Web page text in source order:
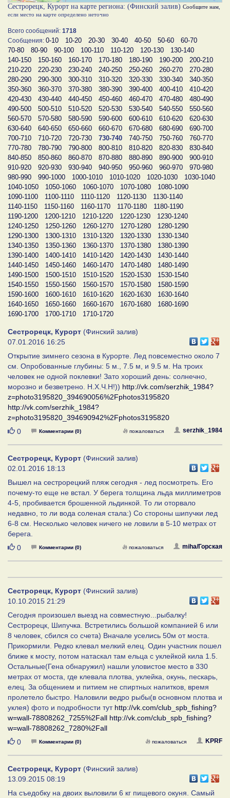
Сестрорецк, Курорт на карте региона: (Финский залив) Сообщите нам
если место на карте определено неточно
Всего сообщений: 1718
Сообщения: 0-10 10-20 20-30 30-40 40-50 50-60
60-70
70-80
80-90 90-100 100-110 110-120 120-130
130-140
140-150
150-160 160-170 170-180 180-190 190-200
200-210
210-220
220-230 230-240 240-250 250-260 260-270
270-280
280-290
290-300 300-310 310-320 320-330 330-340
340-350
350-360
360-370 370-380 380-390 390-400 400-410
410-420
420-430
430-440 440-450 450-460 460-470 470-480
480-490
490-500
500-510 510-520 520-530 530-540 540-550
550-560
560-570
570-580 580-590 590-600 600-610 610-620
620-630
630-640
640-650 650-660 660-670 670-680 680-690
690-700
700-710
710-720 720-730 730-740 740-750 750-760
760-770
770-780
780-790 790-800 800-810 810-820 820-830
830-840
840-850
850-860 860-870 870-880 880-890 890-900
900-910
910-920
920-930 930-940 940-950 950-960 960-970
970-980
980-990
990-1000 1000-1010 1010-1020 1020-1030
1030-1040
1040-1050
1050-1060 1060-1070 1070-1080
1080-1090
1090-1100
1100-1110 1110-1120 1120-1130
1130-1140
1140-1150
1150-1160 1160-1170 1170-1180
1180-1190
1190-1200
1200-1210 1210-1220 1220-1230
1230-1240
1240-1250
1250-1260 1260-1270 1270-1280
1280-1290
1290-1300
1300-1310 1310-1320 1320-1330
1330-1340
1340-1350
1350-1360 1360-1370 1370-1380
1380-1390
1390-1400
1400-1410 1410-1420 1420-1430
1430-1440
1440-1450
1450-1460 1460-1470 1470-1480
1480-1490
1490-1500
1500-1510 1510-1520 1520-1530
1530-1540
1540-1550
1550-1560 1560-1570 1570-1580
1580-1590
1590-1600
1600-1610 1610-1620 1620-1630
1630-1640
1640-1650
1650-1660 1660-1670 1670-1680
1680-1690
1690-1700
1700-1710 1710-1720
Сестрорецк, Курорт (Финский залив)
07.01.2016 16:25
Открытие зимнего сезона в Курорте. Лед повсеместно около 7
см. Опробованные глубины: 5 м., 7.5 м, и 9.5 м. На троих
человек не одной поклевки! Зато хороший день: солнечно,
морозно и безветрено. Н.Х.Ч.Н!)) http://vk.com/serzhik_1984?
z=photo3195820_394690056%2Fphotos3195820
http://vk.com/serzhik_1984?
z=photo3195820_394690942%2Fphotos3195820
Нравится
0 Комментарии (0) serzhik_1984
пожаловаться
Сестрорецк, Курорт (Финский залив)
02.01.2016 18:13
Вышел на сестрорецкий пляж сегодня - лед посмотреть. Его
почему-то еще не встал. У берега толщина льда миллиметров
4-5, пробивается брошенной льдинкой. То ли оторвало
недавно, то ли вода соленая стала:) Со стороны шипучки лед
6-8 см. Несколько человек ничего не ловили в 5-10 метрах от
берега.
Нравится
0 Комментарии (0) miha/Горская
пожаловаться
Сестрорецк, Курорт (Финский залив)
10.10.2015 21:29
Сегодня произошел выезд на совместную...рыбалку!
Сестрорецк, Шипучка. Встретились большой компанией 6 или
8 человек, сбился со счета) Вначале уселись 50м от моста.
Прикормили. Редко клевал мелкий елец. Один участник пошел
ближе к мосту, потом натаскал там ельца с уклейкой кила 1.5.
Остальные(Гена обнаружил) нашли уловистое место в 330
метрах от моста, где клевала плотва, уклейка, окунь, пескарь,
елец. За общением и питием не спиртных напитков, время
пролетело быстро. Наловили ведро рыбы(в основном плотва и
уклея) фото и подробности тут http://vk.com/club_spb_fishing?
w=wall-78808262_7255%2Fall http://vk.com/club_spb_fishing?
w=wall-78808262_7280%2Fall
Нравится
0 Комментарии (0) KPRF
пожаловаться
Сестрорецк, Курорт (Финский залив)
13.09.2015 08:19
На съедобку на двоих выловили 6 кг пищевого окуня. Самый